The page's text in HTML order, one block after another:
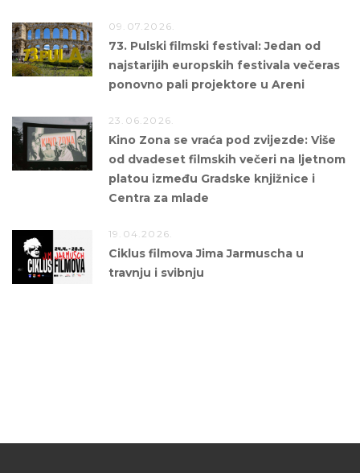
09.07.2026.
73. Pulski filmski festival: Jedan od
najstarijih europskih festivala večeras
ponovno pali projektore u Areni
23.06.2026.
Kino Zona se vraća pod zvijezde: Više
od dvadeset filmskih večeri na ljetnom
platou između Gradske knjižnice i
Centra za mlade
19.04.2026.
Ciklus filmova Jima Jarmuscha u
travnju i svibnju